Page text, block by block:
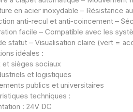
en acier inoxydable – Résistance
anti-recul et anti-coincement –
facile – Compatible avec les
statut – Visualisation claire (vert =
idéales :
et sièges sociaux
et logistiques
publics et universitaires
techniques :
: 24V DC